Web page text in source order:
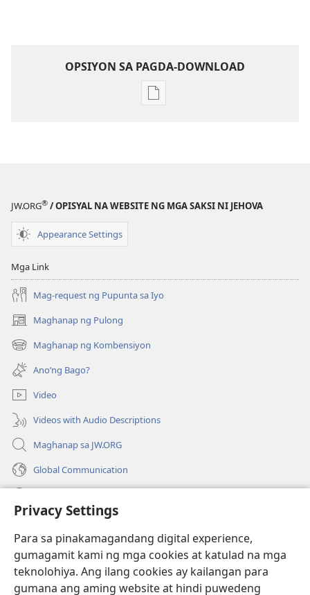
Privacy Settings
Para sa pinakamagandang digital experience,
gumagamit kami ng mga cookies at katulad na mga
teknolohiya. Ang ilang cookies ay kailangan para
gumana ang aming website at hindi puwedeng
OPSIYON SA PAGDA-DOWNLOAD
Opsiyon
ANG
JW.ORG® / OPISYAL NA WEBSITE NG MGA SAKSI NI JEHOVA
Appearance Settings
Mga Link
Mag-request ng Pupunta sa Iyo
Maghanap ng Pulong
(may
bubukas
na
bagong
window)
Maghanap ng Kombensiyon
(may
bubukas
na
bagong
window)
Ano’ng Bago?
Video
Videos with Audio Descriptions
Maghanap sa JW.ORG
Global Communication
(may
na
bagong
window)
Watchtower ONLINE LIBRARY™
(may
bubukas